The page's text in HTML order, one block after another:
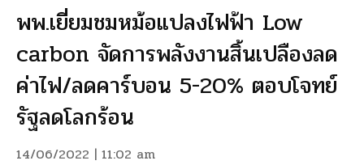
พพ.เยี่ยมชมหม้อแปลงไฟฟ้า Low
carbon จัดการพลังงานสิ้นเปลืองลด
ค่าไฟ/ลดคาร์บอน 5-20% ตอบโจทย์
รัฐลดโลกร้อน
14/06/2022 | 11:02 am